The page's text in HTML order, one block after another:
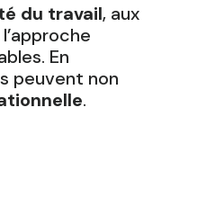
du travail, aux
En
peuvent non
.